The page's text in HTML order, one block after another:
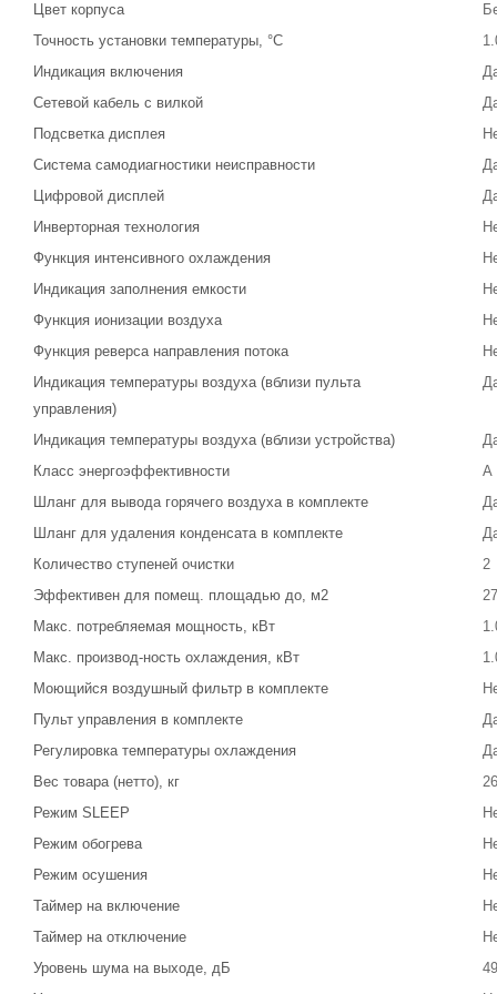
Цвет корпуса
Точность установки температуры, °С
Индикация включения
Сетевой кабель с вилкой
Подсветка дисплея
Система самодиагностики неисправности
Цифровой дисплей
Инверторная технология
Функция интенсивного охлаждения
Индикация заполнения емкости
Функция ионизации воздуха
Функция реверса направления потока
Индикация температуры воздуха (вблизи пульта
управления)
Индикация температуры воздуха (вблизи устройства)
Класс энергоэффективности
A
Шланг для вывода горячего воздуха в комплекте
Шланг для удаления конденсата в комплекте
Количество ступеней очистки
2
Эффективен для помещ. площадью до, м2
27
Макс. потребляемая мощность, кВт
Макс. производ-ность охлаждения, кВт
Моющийся воздушный фильтр в комплекте
Пульт управления в комплекте
Регулировка температуры охлаждения
Вес товара (нетто), кг
26
Режим SLEEP
Режим обогрева
Режим осушения
Таймер на включение
Таймер на отключение
Уровень шума на выходе, дБ
49